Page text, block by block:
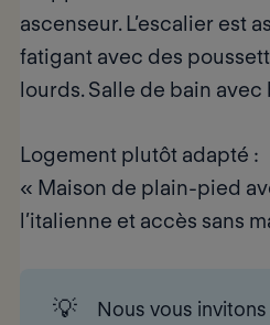
ascenseur. L’escalier est
fatigant avec des
lourds. Salle de bain
Logement plutôt adapté :
« Maison de plain-pied
l’italienne et accès sans
💡
Nous vous